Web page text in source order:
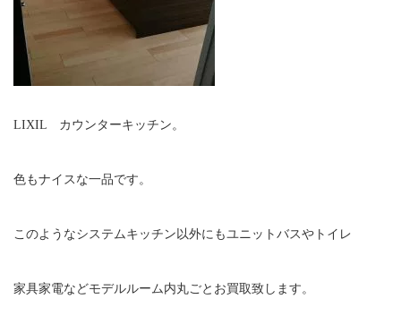
LIXIL カウンターキッチン。
色もナイスな一品です。
このようなシステムキッチン以外にもユニットバスやトイレ
家具家電などモデルルーム内丸ごとお買取致します。